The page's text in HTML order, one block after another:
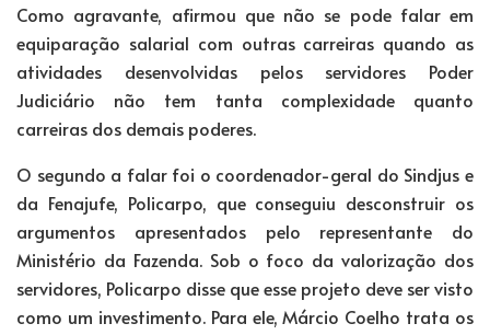
Como agravante, afirmou que não se pode falar em
equiparação salarial com outras carreiras quando as
atividades desenvolvidas pelos servidores Poder
Judiciário não tem tanta complexidade quanto
carreiras dos demais poderes.
O segundo a falar foi o coordenador-geral do Sindjus e
da Fenajufe, Policarpo, que conseguiu desconstruir os
argumentos apresentados pelo representante do
Ministério da Fazenda. Sob o foco da valorização dos
servidores, Policarpo disse que esse projeto deve ser visto
como um investimento. Para ele, Márcio Coelho trata os